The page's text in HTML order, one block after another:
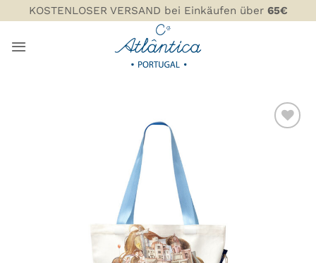
Inhalt
springen
KOSTENLOSER VERSAND bei Einkäufen über 65€